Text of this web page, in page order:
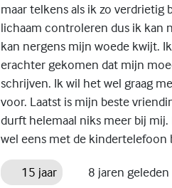
maar telkens als ik zo verdrietig
lichaam controleren dus ik kan
kan nergens mijn woede kwijt.
erachter gekomen dat mijn
schrijven. Ik wil het wel graag
voor. Laatst is mijn beste
durft helemaal niks meer bij
wel eens met de kindertelefoon
15 jaar 8 jaren geleden